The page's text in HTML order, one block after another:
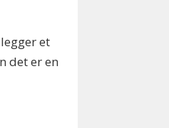
et
det er en